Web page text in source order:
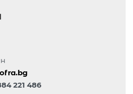
221 486